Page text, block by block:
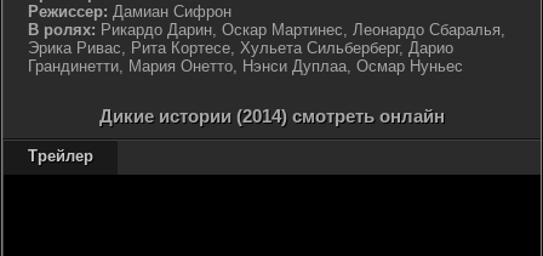
Режиссер: Дамиан Сифрон
В ролях: Рикардо Дарин, Оскар Мартинес, Леонардо Сбаралья,
Эрика Ривас, Рита Кортесе, Хульета Сильберберг, Дарио
Грандинетти, Мария Онетто, Нэнси Дуплаа, Осмар Нуньес
Дикие истории (2014) смотреть онлайн
Трейлер